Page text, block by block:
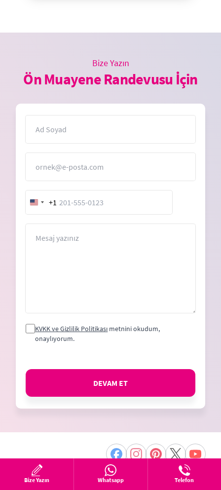
Bize Yazın
Ön Muayene Randevusu İçin
United
States
+1
KVKK ve Gizlilik Politikası metnini okudum,
onaylıyorum.
DEVAM ET
Bize Yazın Whatsapp Telefon